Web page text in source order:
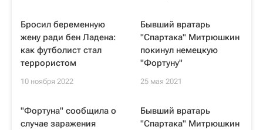
Бросил беременную
жену ради бен Ладена:
как футболист стал
террористом
10 ноября 2022
Бывший вратарь
"Спартака" Митрюшкин
покинул немецкую
"Фортуну"
25 мая 2021
"Фортуна" сообщила о
случае заражения
Бывший вратарь
"Спартака" Митрюшкин